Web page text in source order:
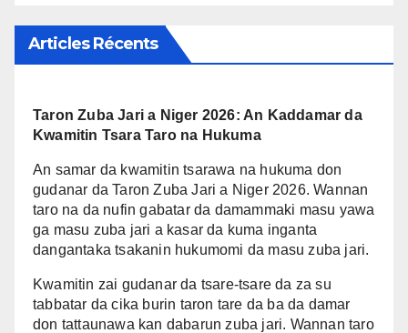
Articles Récents
Taron Zuba Jari a Niger 2026: An Kaddamar da
Kwamitin Tsara Taro na Hukuma
An samar da kwamitin tsarawa na hukuma don
gudanar da Taron Zuba Jari a Niger 2026. Wannan
taro na da nufin gabatar da damammaki masu yawa
ga masu zuba jari a kasar da kuma inganta
dangantaka tsakanin hukumomi da masu zuba jari.
Kwamitin zai gudanar da tsare-tsare da za su
tabbatar da cika burin taron tare da ba da damar
don tattaunawa kan dabarun zuba jari. Wannan taro